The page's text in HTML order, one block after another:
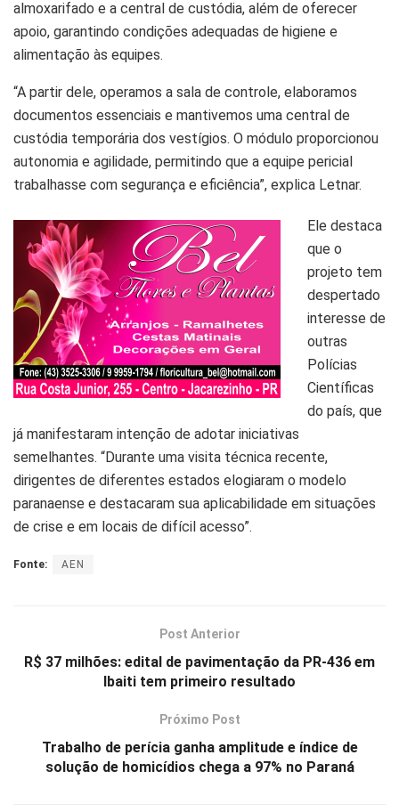
almoxarifado e a central de custódia, além de oferecer
apoio, garantindo condições adequadas de higiene e
alimentação às equipes.
“A partir dele, operamos a sala de controle, elaboramos
documentos essenciais e mantivemos uma central de
custódia temporária dos vestígios. O módulo proporcionou
autonomia e agilidade, permitindo que a equipe pericial
trabalhasse com segurança e eficiência”, explica Letnar.
Ele destaca
que o
projeto tem
despertado
interesse de
outras
Polícias
Científicas
do país, que
já manifestaram intenção de adotar iniciativas
semelhantes. “Durante uma visita técnica recente,
dirigentes de diferentes estados elogiaram o modelo
paranaense e destacaram sua aplicabilidade em situações
de crise e em locais de difícil acesso”.
Fonte: AEN
Post Anterior
R$ 37 milhões: edital de pavimentação da PR-436 em
Ibaiti tem primeiro resultado
Próximo Post
Trabalho de perícia ganha amplitude e índice de
solução de homicídios chega a 97% no Paraná